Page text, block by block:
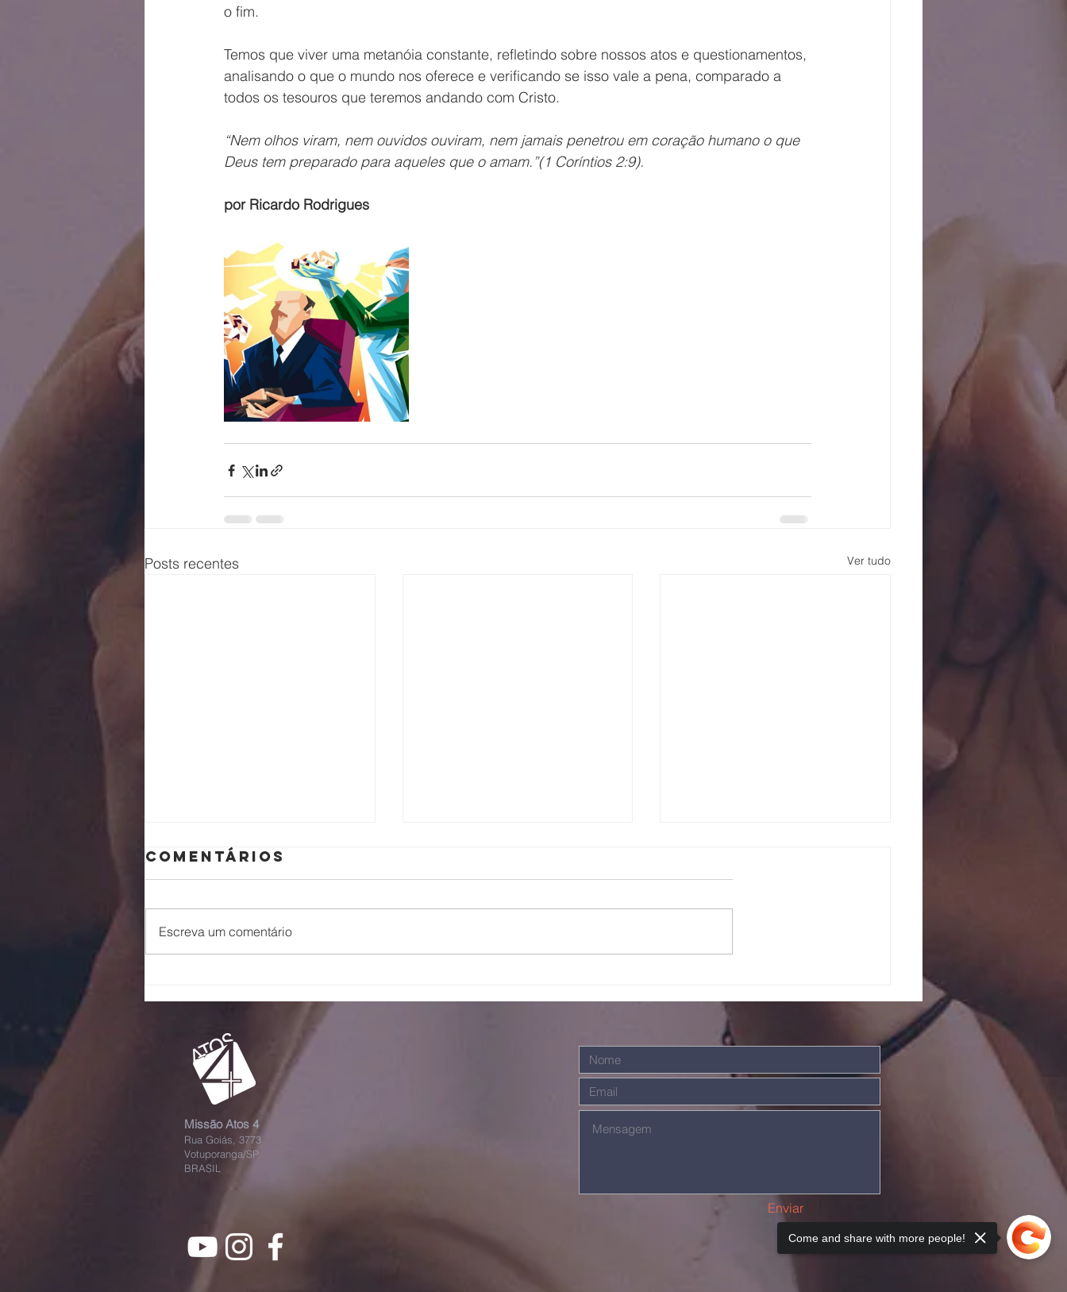
o fim.
Temos que viver uma metanóia constante, refletindo sobre nossos atos e questionamentos,
analisando o que o mundo nos oferece e verificando se isso vale a pena, comparado a
todos os tesouros que teremos andando com Cristo.
“Nem olhos viram, nem ouvidos ouviram, nem jamais penetrou em coração humano o que
Deus tem preparado para aqueles que o amam.”(1 Coríntios 2:9).
por Ricardo Rodrigues
Posts recentes Ver tudo
galhos
mais fortes
Comentários
Escreva um comentário
Missão Atos 4
Rua Goiás, 3773
Votuporanga/SP
BRASIL
Enviar
Come and share with more people!